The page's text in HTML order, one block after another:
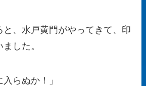
と、水戸黄門がやってきて、印
した。
入らぬか！」